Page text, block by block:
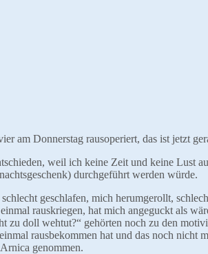
am Donnerstag rausoperiert, das ist jetzt
weil ich keine Zeit und keine Lust
durchgeführt werden würde.
geschlafen, mich herumgerollt,
rauskriegen, hat mich angeguckt als
zu doll wehtut?“ gehörten noch zu den
rausbekommen hat und das noch nicht
genommen.